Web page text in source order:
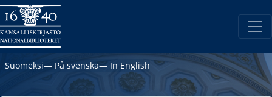
Suomeksi― På svenska― In English